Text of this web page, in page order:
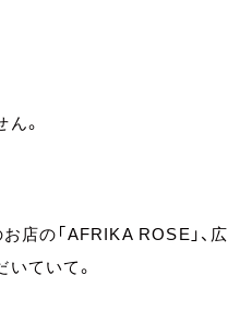
。
店の「AFRIKA ROSE」、広
ていて。